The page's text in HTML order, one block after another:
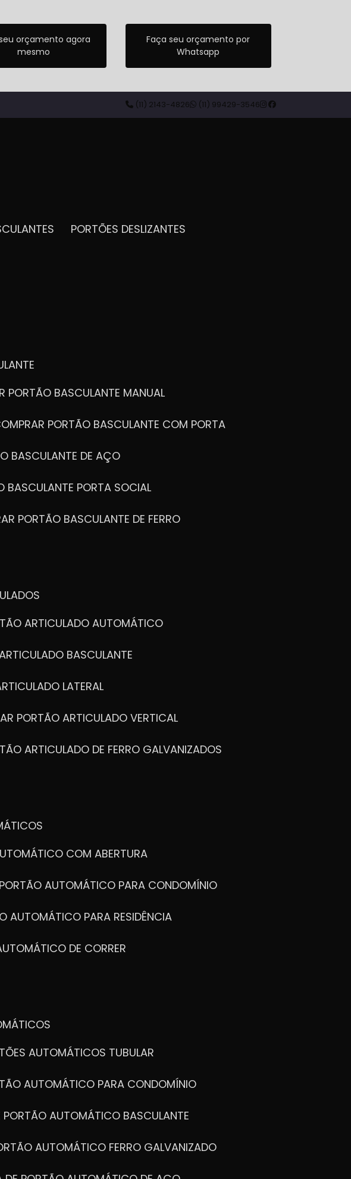
orçamento agora
mesmo
Faça seu orçamento por
Whatsapp
(11) 2143-4826 (11) 99429-3546
PORTÕES DESLIZANTES
PORTÃO BASCULANTE MANUAL
COMPRAR PORTÃO BASCULANTE COM PORTA
BASCULANTE DE AÇO
BASCULANTE PORTA SOCIAL
PORTÃO BASCULANTE DE FERRO
ARTICULADO AUTOMÁTICO
BASCULANTE
LATERAL
PORTÃO ARTICULADO VERTICAL
ARTICULADO DE FERRO GALVANIZADOS
COM ABERTURA
PORTÃO AUTOMÁTICO PARA CONDOMÍNIO
AUTOMÁTICO PARA RESIDÊNCIA
DE CORRER
AUTOMÁTICOS TUBULAR
AUTOMÁTICO PARA CONDOMÍNIO
PORTÃO AUTOMÁTICO BASCULANTE
AUTOMÁTICO FERRO GALVANIZADO